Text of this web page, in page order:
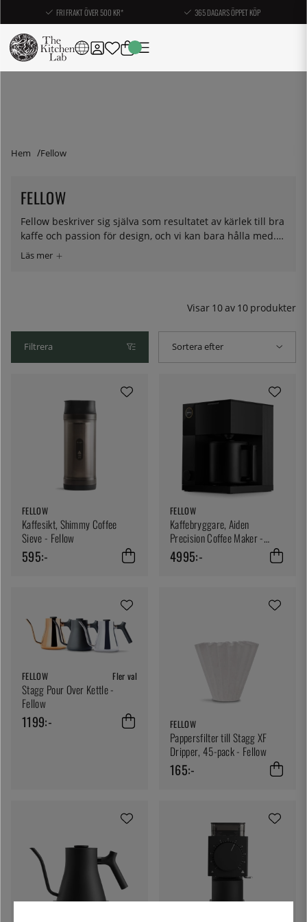
FRI FRAKT ÖVER 500 KR* 365 DAGARS ÖPPET KÖP
Hem Fellow
FELLOW
Fellow beskriver sig själva som resultatet av kärlek till bra
kaffe och passion för design, och vi kan bara hålla med.
Stilrena tillbehör med smart funktion och
Visar 10av 10 produkter
Filtrera Sortera efter
FELLOW
Kaffesikt, Shimmy Coffee
Sieve - Fellow
595:-
FELLOW
Kaffebryggare, Aiden
Precision Coffee Maker -
Fellow
4995:-
FELLOW Fler val
Stagg Pour Over Kettle -
Fellow
1199:- FELLOW
Pappersfilter till Stagg XF
Dripper, 45-pack - Fellow
165:-